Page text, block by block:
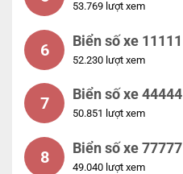
53.769 lượt xem
6 Biển số xe 11111
52.230 lượt xem
7 Biển số xe 44444
50.851 lượt xem
8 Biển số xe 77777
49.040 lượt xem